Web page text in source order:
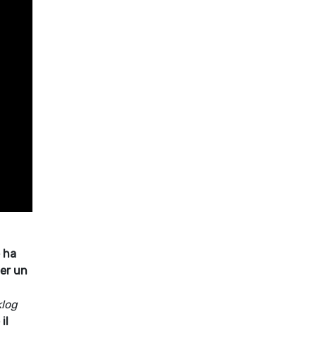
ha
un
il